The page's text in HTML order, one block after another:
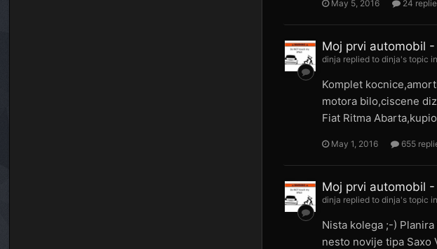
May 5, 2016 24
Moj prvi automobil
dinja replied todinja's topic in
Komplet
motora bilo,ciscene
Fiat Ritma
May 1, 2016 655
Moj prvi automobil
dinja replied todinja's topic in
Nista kolega ;-)
nesto novije tipa Saxo